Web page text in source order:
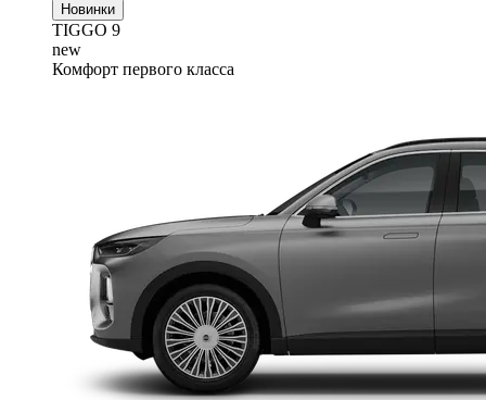
Новинки
TIGGO 9
new
Комфорт первого класса